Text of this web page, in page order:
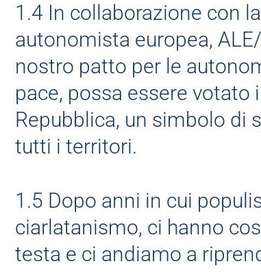
1.4 In collaborazione con
autonomista europea,
nostro patto per le
pace, possa essere
Repubblica, un simbolo di
tutti i territori.
1.5 Dopo anni in cui
ciarlatanismo, ci hanno
testa e ci andiamo a